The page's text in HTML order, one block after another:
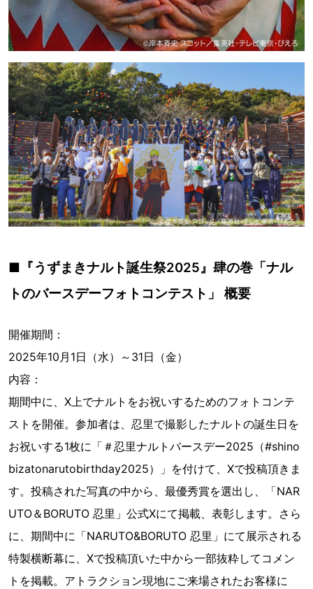
■『うずまきナルト誕生祭2025』肆の巻「ナル
トのバースデーフォトコンテスト」 概要
開催期間：
2025年10月1日（水）～31日（金）
内容：
期間中に、X上でナルトをお祝いするためのフォトコンテ
ストを開催。参加者は、忍里で撮影したナルトの誕生日を
お祝いする1枚に「＃忍里ナルトバースデー2025（#shino
bizatonarutobirthday2025）」を付けて、Xで投稿頂きま
す。投稿された写真の中から、最優秀賞を選出し、「NAR
UTO＆BORUTO 忍里」公式Xにて掲載、表彰します。さら
に、期間中に「NARUTO&BORUTO 忍里」にて展示される
特製横断幕に、Xで投稿頂いた中から一部抜粋してコメン
トを掲載。アトラクション現地にご来場されたお客様に